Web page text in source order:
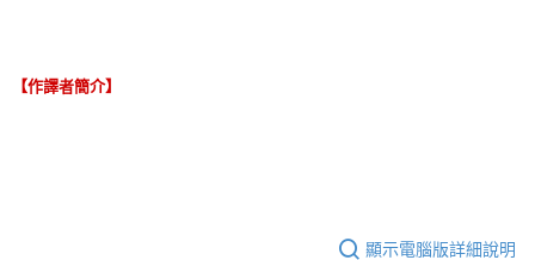
【作譯者簡介】
顯示電腦版詳細說明